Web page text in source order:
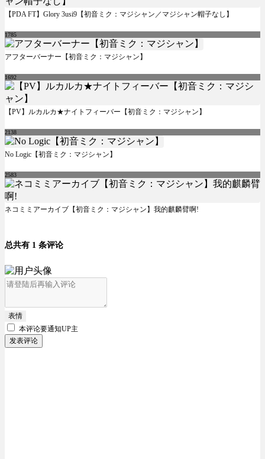
【PDA FT】Glory 3usi9【初音ミク：マジシャン／マジシャン帽子なし】
1785
アフターバーナー【初音ミク：マジシャン】
1692
【PV】ルカルカ★ナイトフィーバー【初音ミク：マジシャン】
2138
No Logic【初音ミク：マジシャン】
2583
ネコミミアーカイブ【初音ミク：マジシャン】我的麒麟臂啊!
总共有 1 条评论
表情
本评论要通知UP主
发表评论